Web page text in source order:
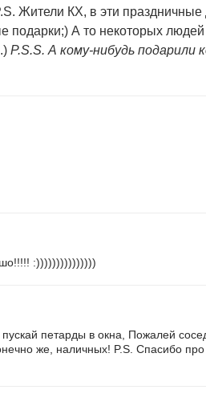
Жители КХ, в эти
подарки;) А то некоторых
P.S.S. А кому-нибудь подарили
:)))))))))))))))
петарды в окна, Пожалей
же, наличных! P.S. Спасибо